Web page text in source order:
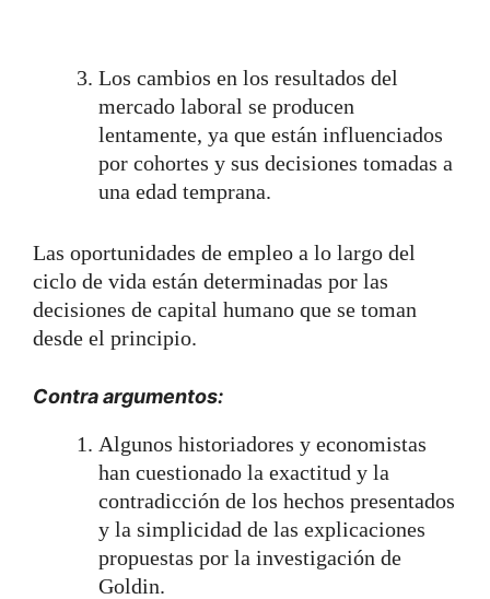
Los cambios en los resultados del
mercado laboral se producen
lentamente, ya que están influenciados
por cohortes y sus decisiones tomadas a
una edad temprana.
Las oportunidades de empleo a lo largo del
ciclo de vida están determinadas por las
decisiones de capital humano que se toman
desde el principio.
Contra argumentos:
Algunos historiadores y economistas
han cuestionado la exactitud y la
contradicción de los hechos presentados
y la simplicidad de las explicaciones
propuestas por la investigación de
Goldin.